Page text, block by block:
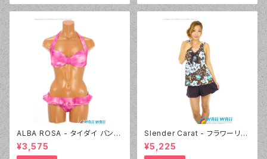
ALBA ROSA - タイダイ バンド
ゥ（14407 - 12:ピンク）
¥3,575
Slender Carat - フラワーリボ
ン タンキニ（3025 - 30:ブラウ
ン）
¥5,225